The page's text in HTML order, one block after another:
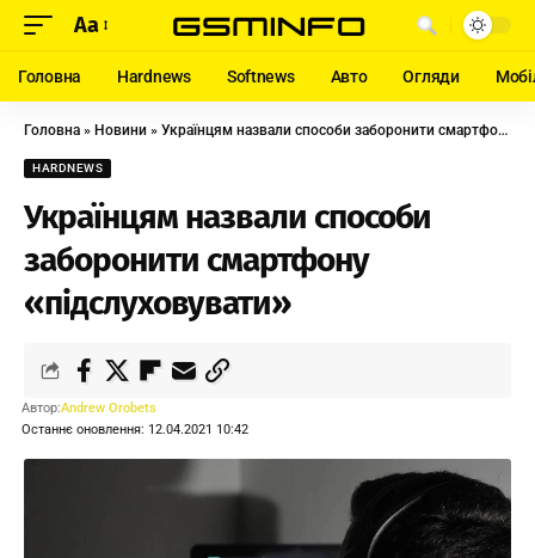
Aa
Головна Hardnews Softnews Авто Огляди
Головна » Новини » Українцям назвали способи заборонити смартфону «підслуховувати»
HARDNEWS
Українцям назвали способи
заборонити смартфону
«підслуховувати»
Останнє оновлення: 12.04.2021 10:42
Автор:Andrew Orobets